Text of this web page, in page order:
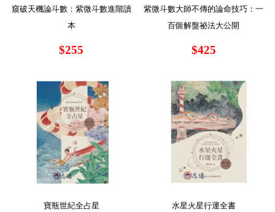
窺破天機論斗數：紫微斗數進階讀
本
$255
紫微斗數大師不傳的論命技巧：一
百個解盤祕法大公開
$425
寶瓶世紀全占星 水星火星行運全書